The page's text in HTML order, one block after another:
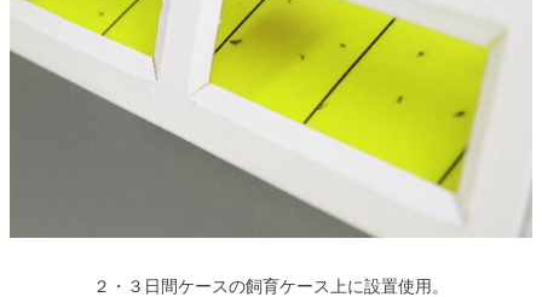
２・３日間ケースの飼育ケース上に設置使用。